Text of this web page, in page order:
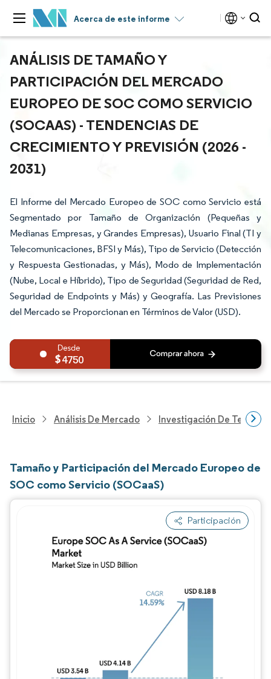
Acerca de este informe
ANÁLISIS DE TAMAÑO Y
PARTICIPACIÓN DEL MERCADO
EUROPEO DE SOC COMO SERVICIO
(SOCAAS) - TENDENCIAS DE
CRECIMIENTO Y PREVISIÓN (2026 -
2031)
El Informe del Mercado Europeo de SOC como Servicio está
Segmentado por Tamaño de Organización (Pequeñas y
Medianas Empresas, y Grandes Empresas), Usuario Final (TI y
Telecomunicaciones, BFSI y Más), Tipo de Servicio (Detección
y Respuesta Gestionadas, y Más), Modo de Implementación
(Nube, Local e Híbrido), Tipo de Seguridad (Seguridad de Red,
Seguridad de Endpoints y Más) y Geografía. Las Previsiones
del Mercado se Proporcionan en Términos de Valor (USD).
4750
Inicio Análisis De Mercado Investigación De
Tamaño y Participación del Mercado Europeo de
SOC como Servicio (SOCaaS)
Participación
Imagen © Mordor Intelligence. El uso